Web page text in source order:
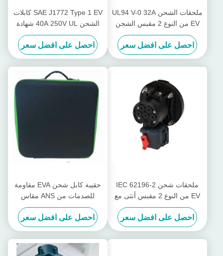
ملحقات الشحن UL94 V-0 32A
EV من النوع 2 مقبس الشحن
احصل على افضل سعر
SAE J1772 Type 1 EV كابلات
الشحن 40A 250V UL شهادة
الولايات المتحدة من النوع
القياسي 1 EV Charginng Plug
احصل على افضل سعر
ملحقات شحن IEC 62196-2
EV من النوع 2 مقبس أنثى مع
قفل هيلا
احصل على افضل سعر
حقيبة كابل شحن EVA مقاومة
للصدمات من ANS مقاس
38x38x11 سم حقيبة حمل EVA
احصل على افضل سعر